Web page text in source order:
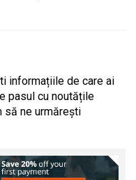
informațiile de care ai
pasul cu noutățile
să ne urmărești